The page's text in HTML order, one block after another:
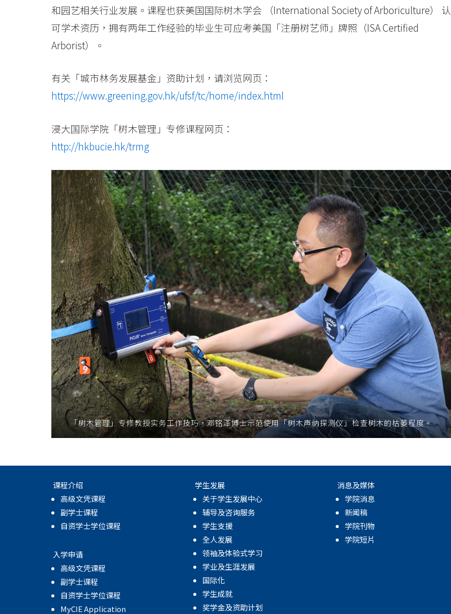
和园艺相关行业发展。课程也获美国国际树木学会 （International Society of Arboriculture） 认
可学术资历，拥有两年工作经验的毕业生可应考美国「注册树艺师」牌照（ISA Certified
Arborist）。
有关「城市林务发展基金」资助计划，请浏览网页：
https://www.greening.gov.hk/ufsf/tc/home/index.html
浸大国际学院「树木管理」专修课程网页：
http://hkbucie.hk/trmg
「树木管理」专修教授实务工作技巧，邓铭泽博士示范使用「树木声纳探测仪」检查树木的枯萎程度。
课程介绍
高级文凭课程
副学士课程
自资学士学位课程
入学申请
高级文凭课程
副学士课程
自资学士学位课程
MyCIE Application
学生发展
关于学生发展中心
辅导及咨询服务
学生支援
全人发展
领袖及体验式学习
学业及生涯发展
国际化
学生成就
奖学金及资助计划
消息及媒体
学院消息
新闻稿
学院刊物
学院短片